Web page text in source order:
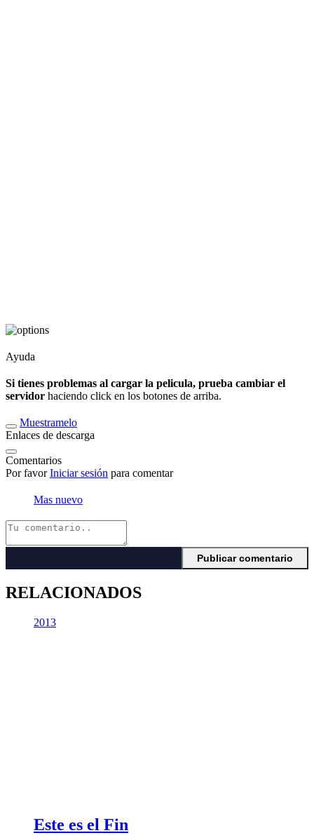
Ayuda
Si tienes problemas al cargar la pelicula, prueba cambiar el
servidor haciendo click en los botones de arriba.
Muestramelo
Enlaces de descarga
Comentarios
Por favorIniciar sesión para comentar
Mas nuevo
RELACIONADOS
2013
Este es el Fin